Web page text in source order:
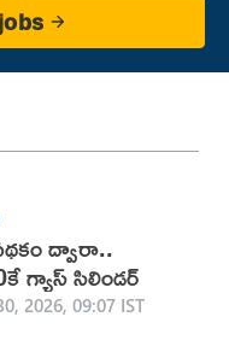
ద్వారా..
గ్యాస్ సిలిండర్
2026, 09:07 IST